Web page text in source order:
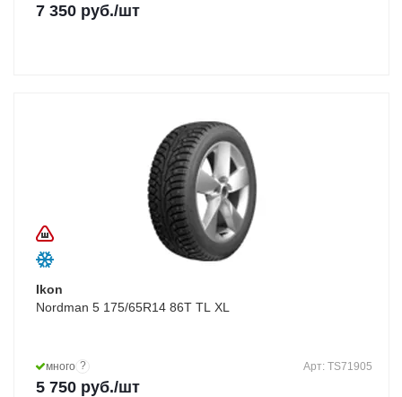
7 350 руб./шт
Ikon
Nordman 5 175/65R14 86T TL XL
много ? Арт: TS71905
5 750 руб./шт